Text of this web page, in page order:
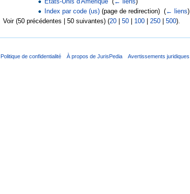
Index par code (us) (page de redirection) ‎(← liens)
Voir (50 précédentes | 50 suivantes) (20 50 100 250 500).
Politique de confidentialité À propos de JurisPedia Avertissements juridiques